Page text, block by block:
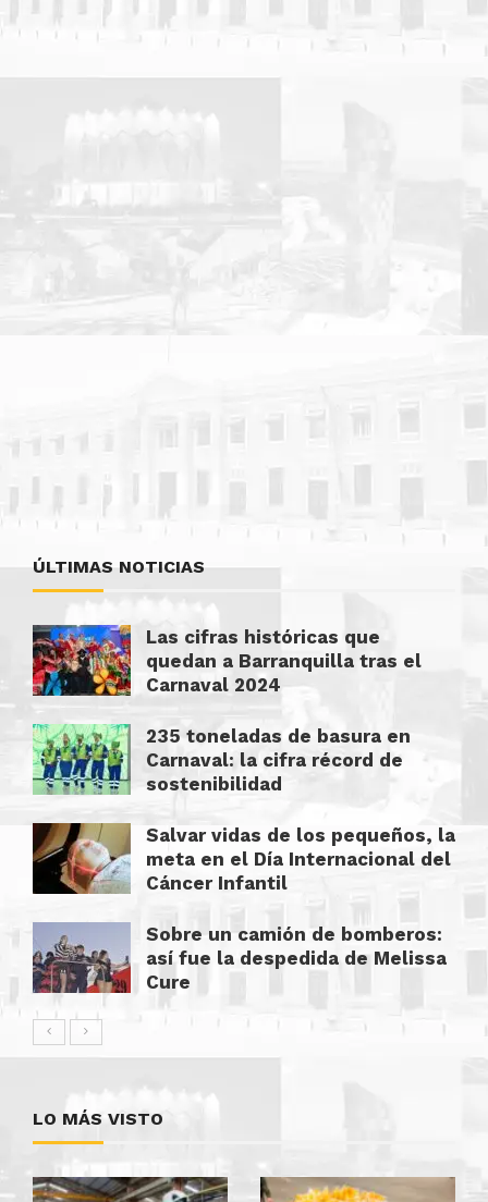
ÚLTIMAS NOTICIAS
Las cifras históricas que
quedan a Barranquilla tras el
Carnaval 2024
235 toneladas de basura en
Carnaval: la cifra récord de
sostenibilidad
Salvar vidas de los pequeños, la
meta en el Día Internacional del
Cáncer Infantil
Sobre un camión de bomberos:
así fue la despedida de Melissa
Cure
LO MÁS VISTO